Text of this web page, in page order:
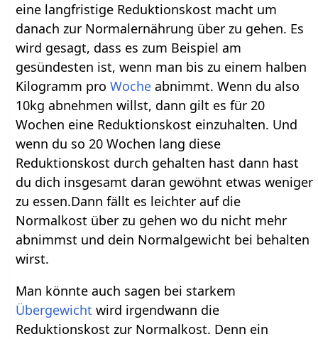
eine langfristige Reduktionskost macht um
danach zur Normalernährung über zu gehen. Es
wird gesagt, dass es zum Beispiel am
gesündesten ist, wenn man bis zu einem halben
Kilogramm proWoche abnimmt. Wenn du also
10kg abnehmen willst, dann gilt es für 20
Wochen eine Reduktionskost einzuhalten. Und
wenn du so 20 Wochen lang diese
Reduktionskost durch gehalten hast dann hast
du dich insgesamt daran gewöhnt etwas weniger
zu essen.Dann fällt es leichter auf die
Normalkost über zu gehen wo du nicht mehr
abnimmst und dein Normalgewicht bei behalten
wirst.
Man könnte auch sagen bei starkem
Übergewicht wird irgendwann die
Reduktionskost zur Normalkost. Denn ein